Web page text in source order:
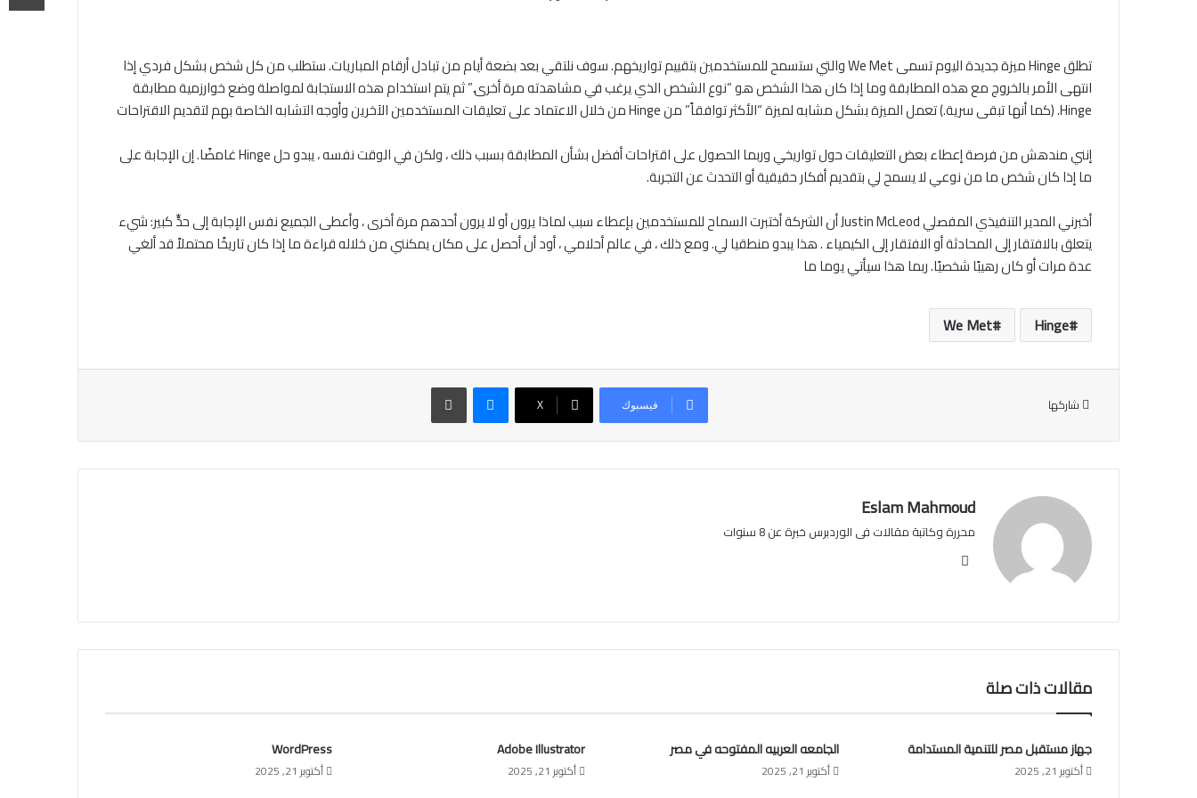
تطلق Hinge ميزة جديدة اليوم تسمى We Met والتي ستسمح للمستخدمين بتقييم تواريخهم. سوف نلتقي بعد بضعة أيام من تبادل أرقام المباريات. ستطلب من كل شخص بشكل فردي إذا
انتهى الأمر بالخروج مع هذه المطابقة وما إذا كان هذا الشخص هو “نوع الشخص الذي يرغب في مشاهدته مرة أخرى.” ثم يتم استخدام هذه الاستجابة لمواصلة وضع خوارزمية مطابقة
Hinge. (كما أنها تبقى سرية.) تعمل الميزة بشكل مشابه لميزة “الأكثر توافقاً” من Hinge من خلال الاعتماد على تعليقات المستخدمين الآخرين وأوجه التشابه الخاصة بهم لتقديم الاقتراحات
إنني مندهش من فرصة إعطاء بعض التعليقات حول تواريخي وربما الحصول على اقتراحات أفضل بشأن المطابقة بسبب ذلك ، ولكن في الوقت نفسه ، يبدو حل Hinge غامضًا. إن الإجابة على
ما إذا كان شخص ما من نوعي لا يسمح لي بتقديم أفكار حقيقية أو التحدث عن التجربة.
أخبرني المدير التنفيذي المفصلي Justin McLeod أن الشركة أختبرت السماح للمستخدمين بإعطاء سبب لماذا يرون أو لا يرون أحدهم مرة أخرى ، وأعطى الجميع نفس الإجابة إلى حدٍّ كبير: شيء
يتعلق بالافتقار إلى المحادثة أو الافتقار إلى الكيمياء . هذا يبدو منطقيا لي. ومع ذلك ، في عالم أحلامي ، أود أن أحصل على مكان يمكنني من خلاله قراءة ما إذا كان تاريخًا محتملاً قد ألغي
عدة مرات أو كان رهيبًا شخصيًا. ربما هذا سيأتي يوما ما
Hinge
We Met
شاركها فيسبوك ‫X
ماسنجر
Eslam Mahmoud
محررة وكاتبة مقالات فى الوردبرس خبرة عن 8 سنوات
مقالات ذات صلة
جهاز مستقبل مصر للتنمية المستدامة
أكتوبر 21, 2025
الجامعه العربيه المفتوحه في مصر
أكتوبر 21, 2025
Adobe Illustrator
أكتوبر 21, 2025
WordPress
أكتوبر 21, 2025